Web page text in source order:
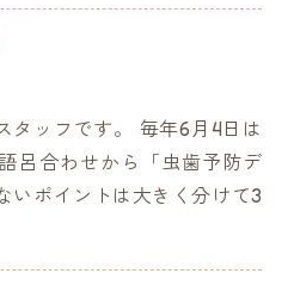
タッフです。 毎年6月4日は
呂合わせから「虫歯予防デ
いポイントは大きく分けて3